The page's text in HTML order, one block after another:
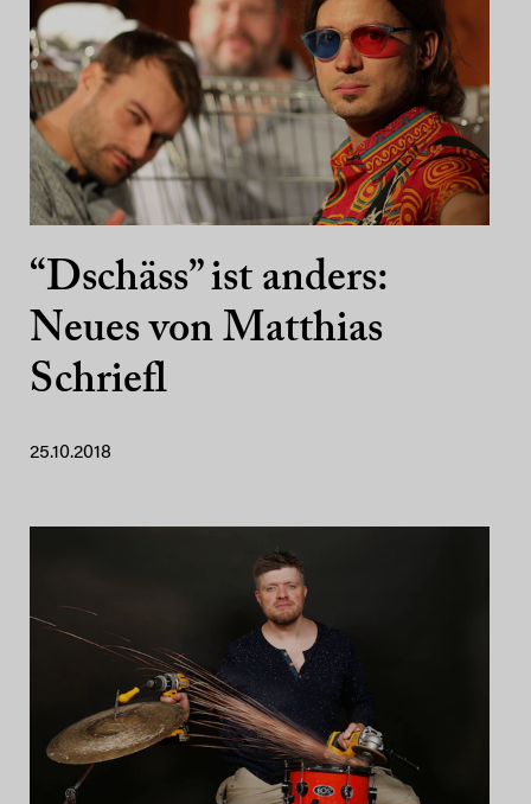
“Dschäss” ist anders:
Neues von Matthias
Schriefl
25.10.2018